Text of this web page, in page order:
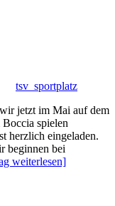
tsv_sportplatz
jetzt im Mai auf dem
spielen
herzlich eingeladen.
beginnen bei
weiterlesen]